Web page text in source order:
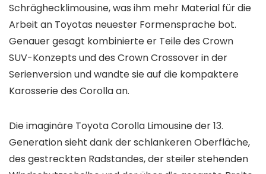
Schräghecklimousine, was ihm mehr Material für die
Arbeit an Toyotas neuester Formensprache bot.
Genauer gesagt kombinierte er Teile des Crown
SUV-Konzepts und des Crown Crossover in der
Serienversion und wandte sie auf die kompaktere
Karosserie des Corolla an.
Die imaginäre Toyota Corolla Limousine der 13.
Generation sieht dank der schlankeren Oberfläche,
des gestreckten Radstandes, der steiler stehenden